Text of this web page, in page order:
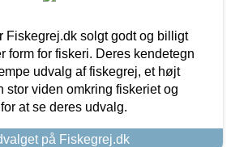
Fiskegrej.dk solgt godt og billigt
form for fiskeri. Deres kendetegn
udvalg af fiskegrej, et højt
stor viden omkring fiskeriet og
at se deres udvalg.
på Fiskegrej.dk